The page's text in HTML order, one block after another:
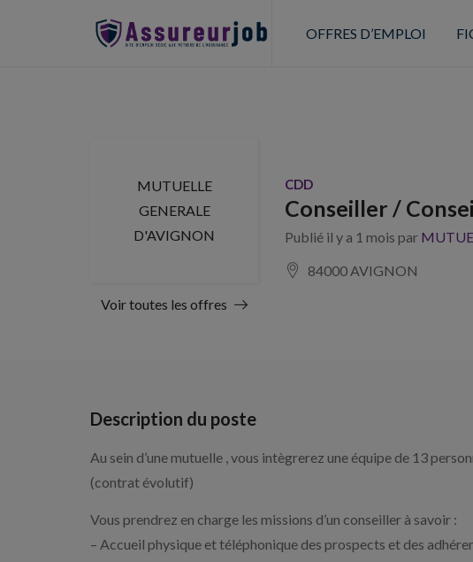
OFFRES D’EMPLOI
MUTUELLE
GENERALE
D'AVIGNON
Voir toutes les offres
CDD
Conseiller /
Publié il y a 1 mois par
84000 AVIGNON
Description du poste
Au sein d’une mutuelle , vous intègrerez une équipe de 13
(contrat évolutif)
Vous prendrez en charge les missions d’un conseiller à savoir :
– Accueil physique et téléphonique des prospects et des